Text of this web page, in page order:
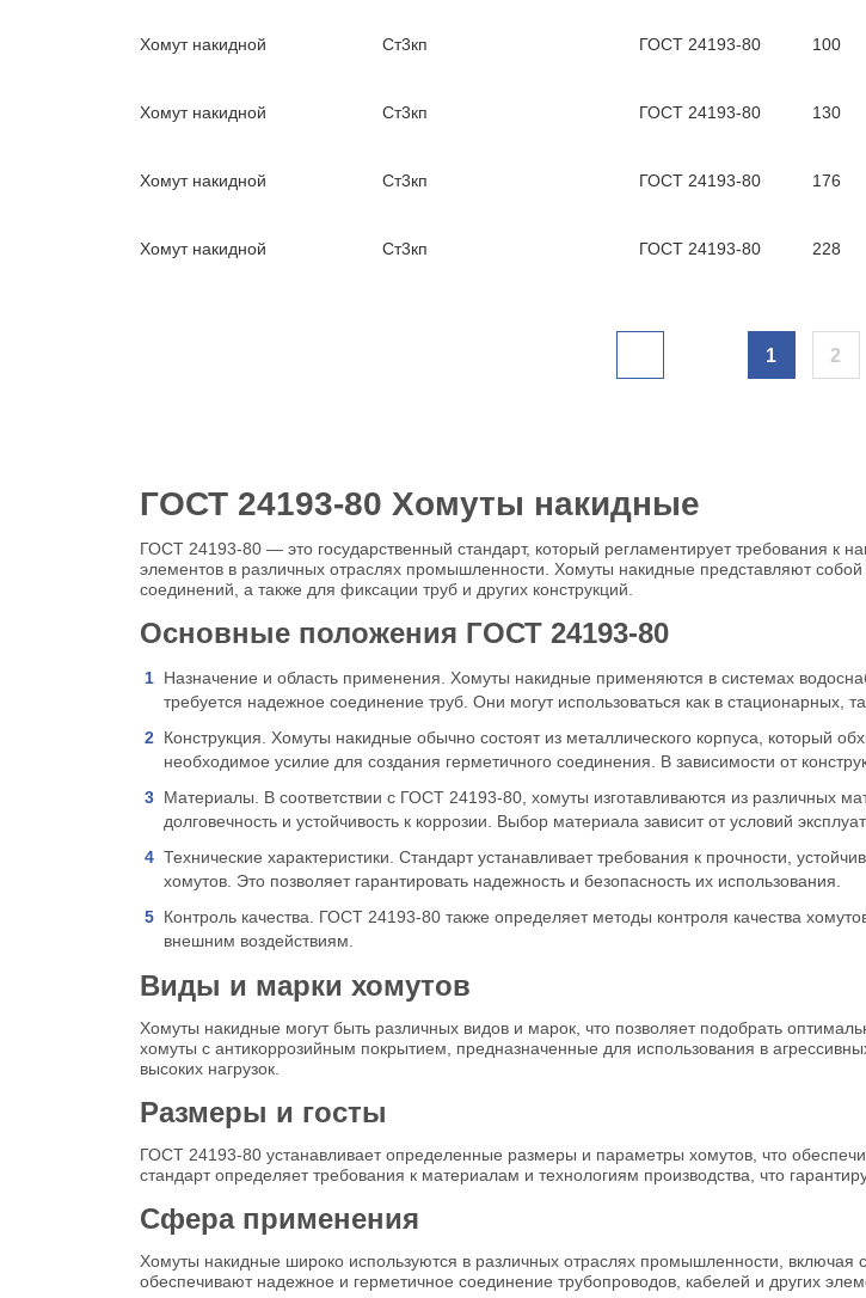
Хомут накидной Ст3кп ГОСТ 24193-80 100
Хомут накидной Ст3кп ГОСТ 24193-80 130
Хомут накидной Ст3кп ГОСТ 24193-80 176
Хомут накидной Ст3кп ГОСТ 24193-80 228
1 2
ГОСТ 24193-80 Хомуты накидные
ГОСТ 24193-80 — это государственный стандарт, который регламентирует требования к
элементов в различных отраслях промышленности. Хомуты накидные представляют
соединений, а также для фиксации труб и других конструкций.
Основные положения ГОСТ 24193-80
Назначение и область применения. Хомуты накидные применяются в системах
требуется надежное соединение труб. Они могут использоваться как в стационарных,
Конструкция. Хомуты накидные обычно состоят из металлического корпуса, который
необходимое усилие для создания герметичного соединения. В зависимости от
Материалы. В соответствии с ГОСТ 24193-80, хомуты изготавливаются из различных
долговечность и устойчивость к коррозии. Выбор материала зависит от условий
Технические характеристики. Стандарт устанавливает требования к прочности,
хомутов. Это позволяет гарантировать надежность и безопасность их использования.
Контроль качества. ГОСТ 24193-80 также определяет методы контроля качества
внешним воздействиям.
Виды и марки хомутов
Хомуты накидные могут быть различных видов и марок, что позволяет подобрать
хомуты с антикоррозийным покрытием, предназначенные для использования в
высоких нагрузок.
Размеры и госты
ГОСТ 24193-80 устанавливает определенные размеры и параметры хомутов, что
стандарт определяет требования к материалам и технологиям производства, что
Сфера применения
Хомуты накидные широко используются в различных отраслях промышленности, включая
обеспечивают надежное и герметичное соединение трубопроводов, кабелей и других